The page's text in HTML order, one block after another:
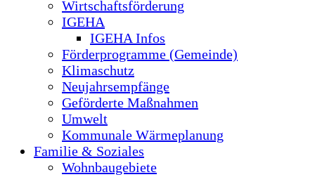
Wirtschaftsförderung
IGEHA
IGEHA Infos
Förderprogramme (Gemeinde)
Klimaschutz
Neujahrsempfänge
Geförderte Maßnahmen
Umwelt
Kommunale Wärmeplanung
Familie & Soziales
Wohnbaugebiete